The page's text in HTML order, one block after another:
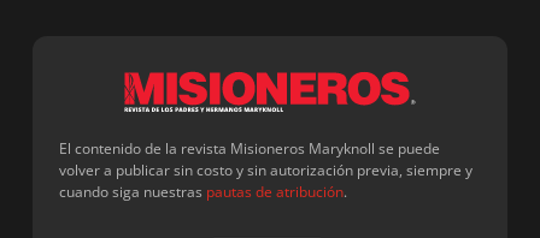
El contenido de la revista Misioneros Maryknoll se puede
volver a publicar sin costo y sin autorización previa, siempre y
cuando siga nuestras pautas de atribución.